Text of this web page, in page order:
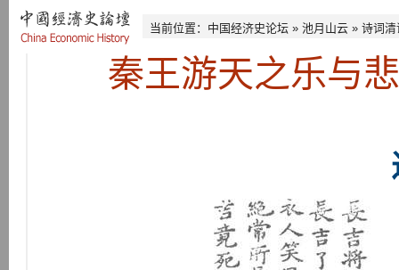
当前位置： 中国经济史论坛 » 池月山云 » 诗词清
秦王游天之乐与